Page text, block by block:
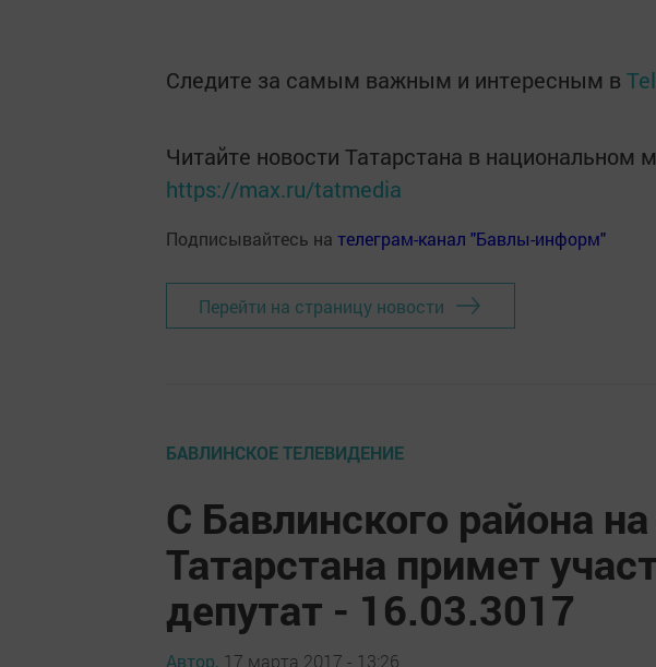
Следите за самым важным и интересным в
Читайте новости Татарстана в национальном
https://max.ru/tatmedia
Подписывайтесь на телеграм-канал "Бавлы-информ"
Перейти на страницу новости
БАВЛИНСКОЕ ТЕЛЕВИДЕНИЕ
С Бавлинского района
Татарстана примет
депутат - 16.03.3017
Автор, 17 марта 2017 - 13:26